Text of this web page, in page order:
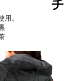
用。